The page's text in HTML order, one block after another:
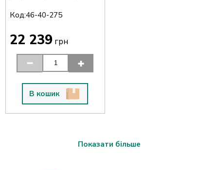
Код:46-40-275
22 239грн
В кошик
Показати більше